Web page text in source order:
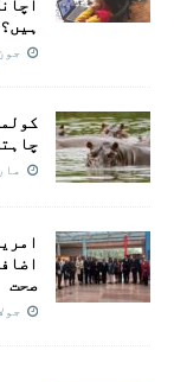
ہیں؟
جون 15, 2022
مارچ
صحت
جولائی